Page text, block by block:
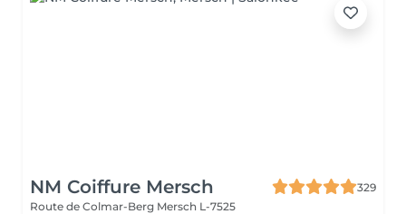
NM Coiffure Mersch
329
Route de Colmar-Berg Mersch L-7525